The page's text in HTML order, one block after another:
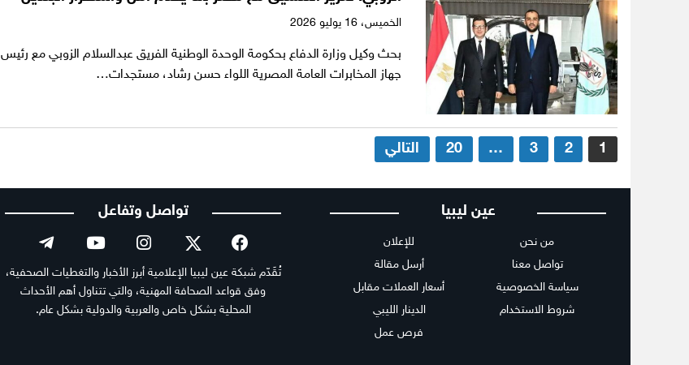
الخميس،
بحث وكيل وزارة الدفاع بحكومة الوحدة الوطنية الفريق عبدالسلام الزوبي مع رئيس
جهاز المخابرات العامة المصرية اللواء حسن رشاد، مستجدات…
تعدد
المقالات
1
2
3
…
20 التالي
عين ليبيا
من نحن
تواصل معنا
سياسة الخصوصية
شروط الاستخدام
للإعلان
أرسل مقالة
أسعار العملات مقابل
الدينار الليبي
فرص عمل
تواصل وتفاعل
تُقَدّم شبكة عين ليبيا الإعلامية أبرز الأخبار والتغطيات الصحفية،
وفق قواعد الصحافة المهنية، والتي تتناول أهم الأحداث
المحلية بشكل خاص والعربية والدولية بشكل عام.